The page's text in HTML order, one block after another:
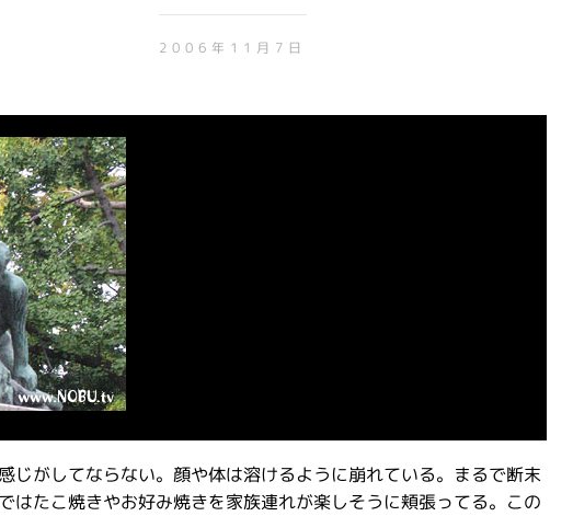
2006年11月7日
じがしてならない。顔や体は溶けるように崩れている。まるで断末
はたこ焼きやお好み焼きを家族連れが楽しそうに頬張ってる。この